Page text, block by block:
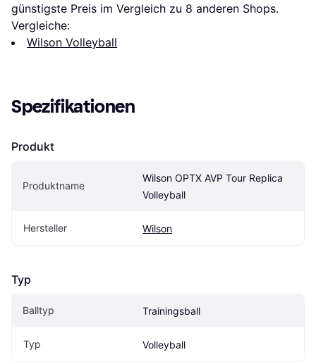
günstigste Preis im Vergleich zu 8 anderen Shops.
Vergleiche:
Wilson Volleyball
Spezifikationen
Produkt
Produktname
Wilson OPTX AVP Tour Replica
Volleyball
Hersteller Wilson
Typ
Balltyp Trainingsball
Typ Volleyball